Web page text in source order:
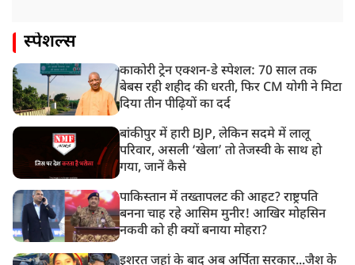
स्पेशल्स
काकोरी ट्रेन एक्शन-डे स्पेशल: 70 साल तक
बेबस रही शहीद की धरती, फिर CM योगी ने मिटा
दिया तीन पीढ़ियों का दर्द
बांकीपुर में हारी BJP, लेकिन सदमे में लालू
परिवार, असली ‘खेला’ तो तेजस्वी के साथ हो
गया, जानें कैसे
पाकिस्तान में तख्तापलट की आहट? राष्ट्रपति
बनना चाह रहे आसिम मुनीर! आखिर मोहसिन
नकवी को ही क्यों बनाया मोहरा?
इशरत जहां के बाद अब अर्पिता सरकार...जैश के